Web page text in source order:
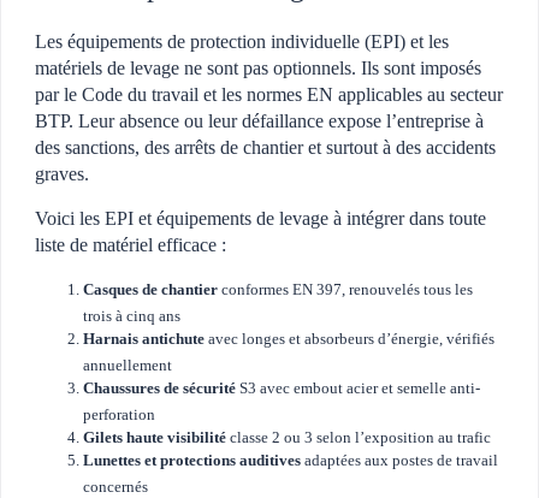
Les équipements de protection individuelle (EPI) et les
matériels de levage ne sont pas optionnels. Ils sont imposés
par le Code du travail et les normes EN applicables au secteur
BTP. Leur absence ou leur défaillance expose l’entreprise à
des sanctions, des arrêts de chantier et surtout à des accidents
graves.
Voici les EPI et équipements de levage à intégrer dans toute
liste de matériel efficace :
Casques de chantier conformes EN 397, renouvelés tous les
trois à cinq ans
Harnais antichute avec longes et absorbeurs d’énergie, vérifiés
annuellement
Chaussures de sécurité S3 avec embout acier et semelle anti-
perforation
Gilets haute visibilité classe 2 ou 3 selon l’exposition au trafic
Lunettes et protections auditives adaptées aux postes de travail
concernés